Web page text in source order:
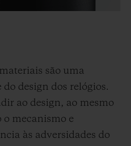
são uma
design dos relógios.
ao design, ao mesmo
o mecanismo e
às adversidades do